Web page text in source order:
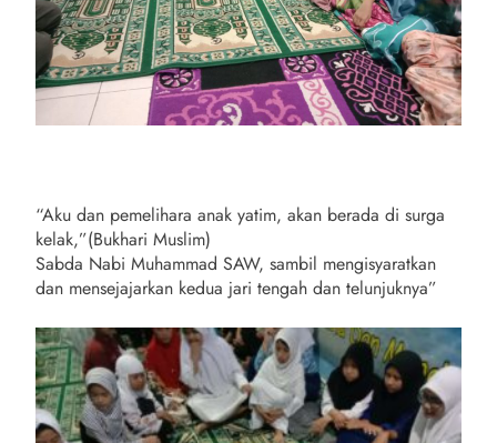
“Aku dan pemelihara anak yatim, akan berada di surga
kelak,”(Bukhari Muslim)
Sabda Nabi Muhammad SAW, sambil mengisyaratkan
dan mensejajarkan kedua jari tengah dan telunjuknya”